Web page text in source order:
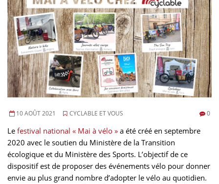
10 AOÛT 2021 CYCLABLE ET VOUS 0
Le festival national « Mai à vélo » a été créé en septembre
2020 avec le soutien du Ministère de la Transition
écologique et du Ministère des Sports. L’objectif de ce
dispositif est de proposer des événements vélo pour donner
envie au plus grand nombre d’adopter le vélo au quotidien.